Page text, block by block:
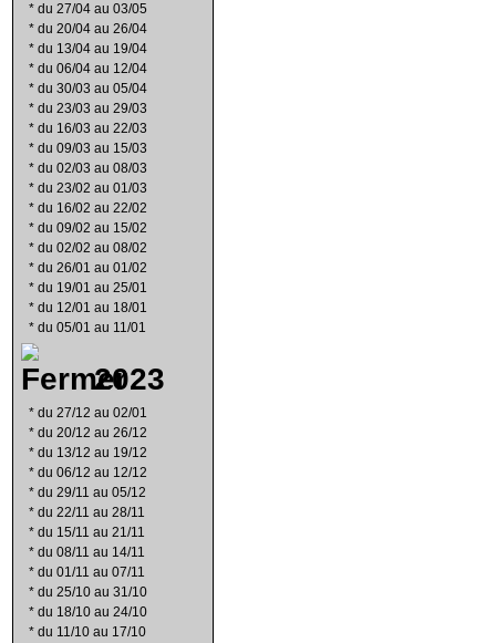
* du 27/04 au 03/05
* du 20/04 au 26/04
* du 13/04 au 19/04
* du 06/04 au 12/04
* du 30/03 au 05/04
* du 23/03 au 29/03
* du 16/03 au 22/03
* du 09/03 au 15/03
* du 02/03 au 08/03
* du 23/02 au 01/03
* du 16/02 au 22/02
* du 09/02 au 15/02
* du 02/02 au 08/02
* du 26/01 au 01/02
* du 19/01 au 25/01
* du 12/01 au 18/01
* du 05/01 au 11/01
2023
* du 27/12 au 02/01
* du 20/12 au 26/12
* du 13/12 au 19/12
* du 06/12 au 12/12
* du 29/11 au 05/12
* du 22/11 au 28/11
* du 15/11 au 21/11
* du 08/11 au 14/11
* du 01/11 au 07/11
* du 25/10 au 31/10
* du 18/10 au 24/10
* du 11/10 au 17/10